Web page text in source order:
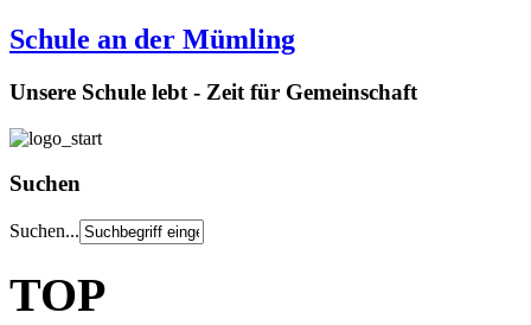
Schule an der Mümling
Unsere Schule lebt - Zeit für Gemeinschaft
Suchen
Suchen...
TOP